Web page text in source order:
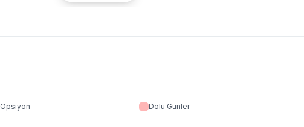
Opsiyon Dolu Günler